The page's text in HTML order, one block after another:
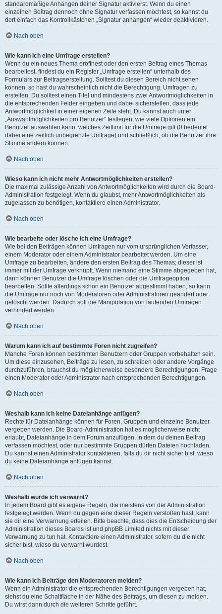
standardmäßige Anhängen deiner Signatur aktivierst. Wenn du einen
einzelnen Beitrag dennoch ohne Signatur verfassen möchtest, so kannst du
dort einfach das Kontrollkästchen „Signatur anhängen“ wieder deaktivieren.
Nach oben
Wie kann ich eine Umfrage erstellen?
Wenn du ein neues Thema eröffnest oder den ersten Beitrag eines Themas
bearbeitest, findest du ein Register „Umfrage erstellen“ unterhalb des
Formulars zur Beitragserstellung. Solltest du diesen Bereich nicht sehen
können, so hast du wahrscheinlich nicht die Berechtigung, Umfragen zu
erstellen. Du solltest einen Titel und mindestens zwei Antwortmöglichkeiten in
die entsprechenden Felder eingeben und dabei sicherstellen, dass jede
Antwortmöglichkeit in einer eigenen Zeile steht. Du kannst auch unter
„Auswahlmöglichkeiten pro Benutzer“ festlegen, wie viele Optionen ein
Benutzer auswählen kann, welches Zeitlimit für die Umfrage gilt (0 bedeutet
dabei eine zeitlich unbegrenzte Umfrage) und schließlich, ob die Benutzer ihre
Stimme ändern können.
Nach oben
Wieso kann ich nicht mehr Antwortmöglichkeiten erstellen?
Die maximal zulässige Anzahl von Antwortmöglichkeiten wird durch die Board-
Administration festgelegt. Wenn du glaubst, mehr Antwortmöglichkeiten als
zugelassen zu benötigen, kontaktiere einen Administrator.
Nach oben
Wie bearbeite oder lösche ich eine Umfrage?
Wie bei den Beiträgen können Umfragen nur vom ursprünglichen Verfasser,
einem Moderator oder einem Administrator bearbeitet werden. Um eine
Umfrage zu bearbeiten, ändere den ersten Beitrag des Themas; dieser ist
immer mit der Umfrage verknüpft. Wenn niemand eine Stimme abgegeben hat,
dann können Benutzer die Umfrage löschen oder die Umfrageoption
bearbeiten. Sollte allerdings schon ein Benutzer abgestimmt haben, so kann
die Umfrage nur noch von Moderatoren oder Administratoren geändert oder
gelöscht werden. Dadurch soll die Manipulation von laufenden Umfragen
verhindert werden.
Nach oben
Warum kann ich auf bestimmte Foren nicht zugreifen?
Manche Foren können bestimmten Benutzern oder Gruppen vorbehalten sein.
Um diese einzusehen, Beiträge zu lesen, zu schreiben oder andere Vorgänge
durchzuführen, brauchst du möglicherweise besondere Berechtigungen. Frage
einen Moderator oder Administrator nach entsprechenden Berechtigungen.
Nach oben
Weshalb kann ich keine Dateianhänge anfügen?
Rechte für Dateianhänge können für Foren, Gruppen und einzelne Benutzer
vergeben werden. Die Board-Administration hat es möglicherweise nicht
erlaubt, Dateianhänge in dem Forum anzufügen, in dem du deinen Beitrag
verfassen möchtest, oder nur bestimmte Gruppen dürfen Dateien hochladen.
Du kannst einen Administrator kontaktieren, falls du dir nicht sicher bist, wieso
du keine Dateianhänge anfügen kannst.
Nach oben
Weshalb wurde ich verwarnt?
In jedem Board gibt es eigene Regeln, die meistens von der Administration
festgelegt werden. Wenn du gegen eine dieser Regeln verstoßen hast, kann
sie dir eine Verwarnung erteilen. Bitte beachte, dass dies die Entscheidung der
Administration dieses Boards ist und phpBB Limited nichts mit dieser
Verwarnung zu tun hat. Kontaktiere einen Administrator, sofern du die nicht
sicher bist, wieso du verwarnt wurdest.
Nach oben
Wie kann ich Beiträge den Moderatoren melden?
Wenn ein Administrator die entsprechenden Berechtigungen vergeben hat,
siehst du eine Schaltfläche in der Nähe des Beitrags, um diesen zu melden.
Du wirst dann durch die weiteren Schritte geführt.